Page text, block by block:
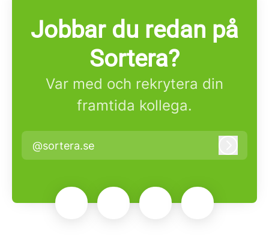
Jobbar du redan på
Sortera?
Var med och rekrytera din
framtida kollega.
@sortera.se